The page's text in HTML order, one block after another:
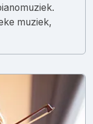
muziek,